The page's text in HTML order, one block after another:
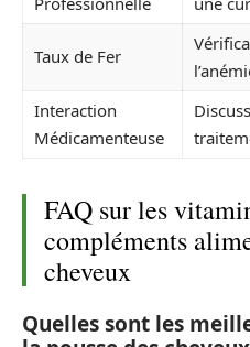
Taux de Fer
Interaction
Médicamenteuse
FAQ sur les
compléments
cheveux
Quelles sont les